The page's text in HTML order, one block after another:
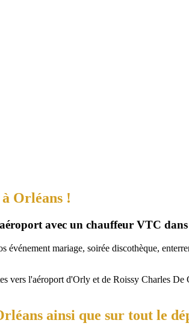
Orléans !
avec un chauffeur VTC
mariage, soirée discothèque,
vers l'aéroport d'Orly et de Roissy Charles De
ainsi que sur tout le